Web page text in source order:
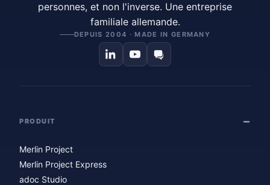
personnes, et non l'inverse. Une entreprise
familiale allemande.
DEPUIS 2004 · MADE IN GERMANY
PRODUIT
Merlin Project
Merlin Project Express
adoc Studio